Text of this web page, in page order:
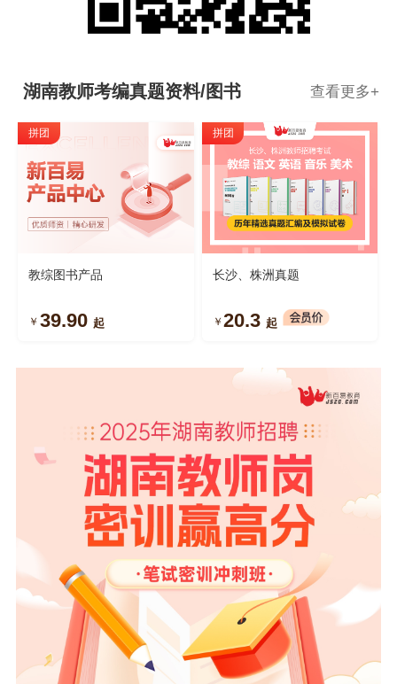
湖南教师考编真题资料/图书 查看更多+
拼团
教综图书产品
￥ 39.90 起
拼团
长沙、株洲真题
￥ 20.3 起